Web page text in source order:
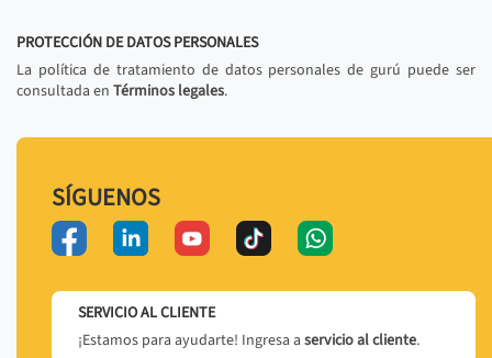
PROTECCIÓN DE DATOS PERSONALES
La política de tratamiento de datos personales de gurú puede ser
consultada en Términos legales.
SÍGUENOS
SERVICIO AL CLIENTE
¡Estamos para ayudarte! Ingresa a servicio al cliente.